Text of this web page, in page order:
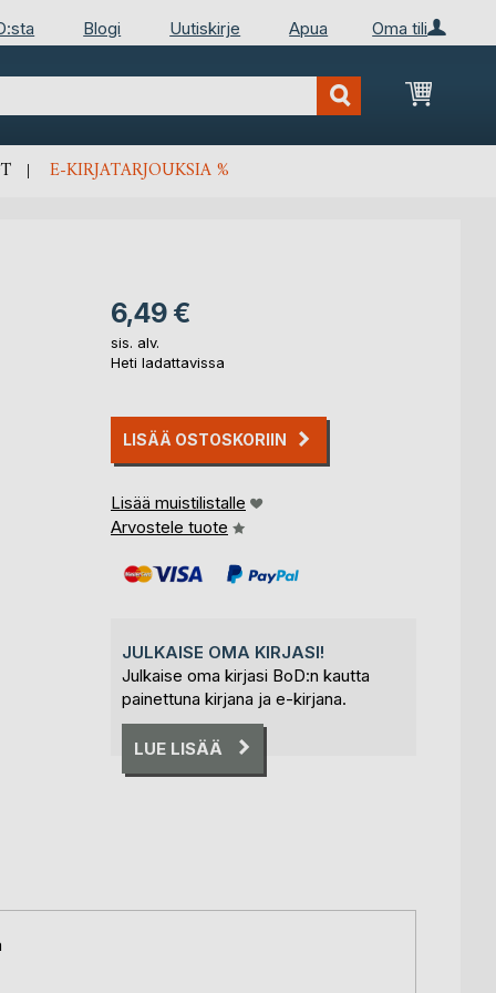
Oma tili
Blogi Uutiskirje Apua
E-KIRJATARJOUKSIA %
6,49 €
sis. alv.
Heti ladattavissa
LISÄÄ OSTOSKORIIN
Lisää muistilistalle
Arvostele tuote
JULKAISE OMA KIRJASI!
Julkaise oma kirjasi BoD:n kautta
painettuna kirjana ja e-kirjana.
LUE LISÄÄ